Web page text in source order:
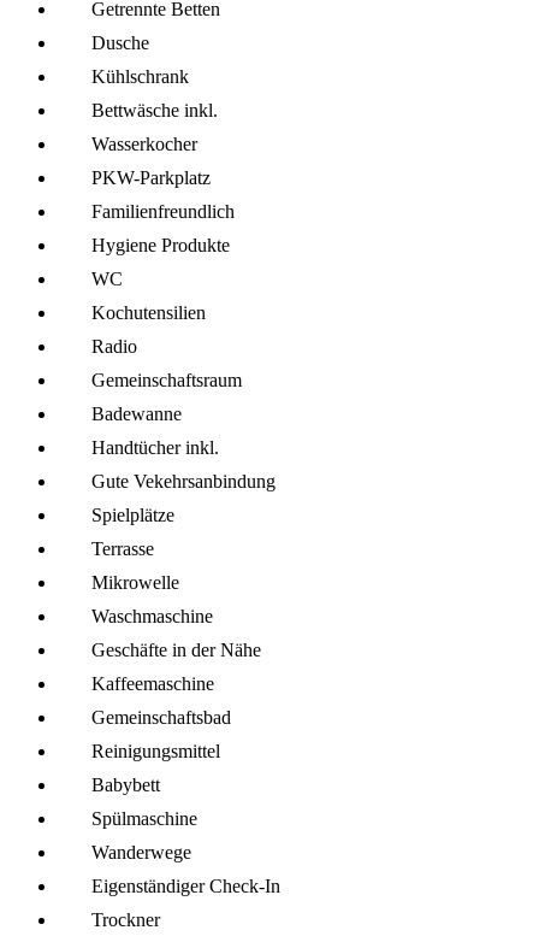
Getrennte Betten
Dusche
Kühl­schrank
Bettwäsche inkl.
Wasserkocher
PKW-Parkplatz
Familien­freundlich
Hygiene Produkte
WC
Kochutensilien
Radio
Gemeinschafts­raum
Badewanne
Handtücher inkl.
Gute Vekehrsanbindung
Spielplätze
Terrasse
Mikro­welle
Wasch­maschine
Geschäfte in der Nähe
Kaffee­maschine
Gemeinschafts­bad
Reinigungsmittel
Babybett
Spül­maschine
Wanderwege
Eigenständiger Check-In
Trockner